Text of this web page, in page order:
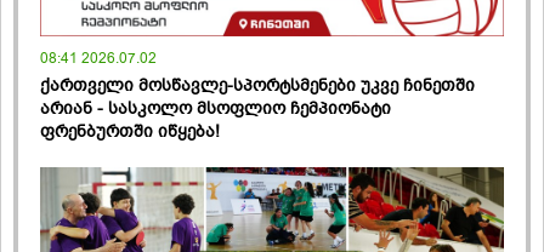
08:41 2026.07.02
ქართველი მოსწავლე-სპორტსმენები უკვე ჩინეთში
არიან - სასკოლო მსოფლიო ჩემპიონატი
ფრენბურთში იწყება!